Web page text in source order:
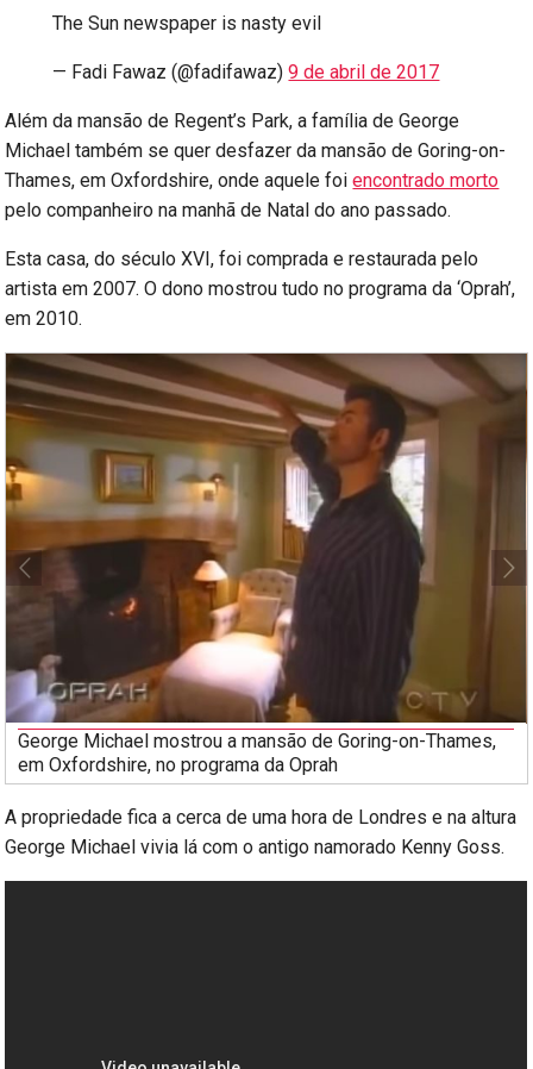
The Sun newspaper is nasty evil
— Fadi Fawaz (@fadifawaz)9 de abril de 2017
Além da mansão de Regent’s Park, a família de George
Michael também se quer desfazer da mansão de Goring-on-
Thames, em Oxfordshire, onde aquele foiencontrado morto
pelo companheiro na manhã de Natal do ano passado.
Esta casa, do século XVI, foi comprada e restaurada pelo
artista em 2007. O dono mostrou tudo no programa da ‘Oprah’,
em 2010.
George Michael mostrou a mansão de Goring-on-Thames,
em Oxfordshire, no programa da Oprah
A propriedade fica a cerca de uma hora de Londres e na altura
George Michael vivia lá com o antigo namorado Kenny Goss.